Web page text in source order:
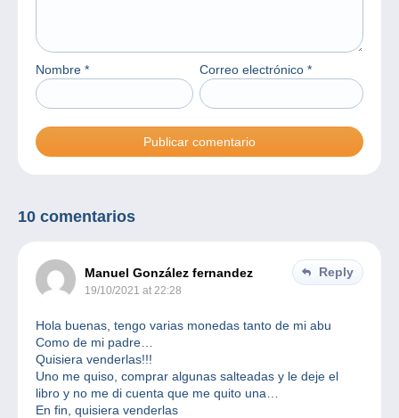
Nombre * Correo electrónico *
10 comentarios
Manuel González fernandez
19/10/2021 at 22:28
Reply
Hola buenas, tengo varias monedas tanto de mi abu
Como de mi padre…
Quisiera venderlas!!!
Uno me quiso, comprar algunas salteadas y le deje el
libro y no me di cuenta que me quito una…
En fin, quisiera venderlas